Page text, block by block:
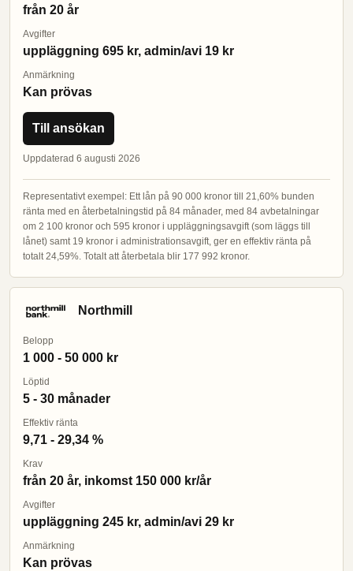
från 20 år
Avgifter
uppläggning 695 kr, admin/avi 19 kr
Anmärkning
Kan prövas
Till ansökan
Uppdaterad 6 augusti 2026
Representativt exempel: Ett lån på 90 000 kronor till 21,60% bunden
ränta med en återbetalningstid på 84 månader, med 84 avbetalningar
om 2 100 kronor och 595 kronor i uppläggningsavgift (som läggs till
lånet) samt 19 kronor i administrationsavgift, ger en effektiv ränta på
totalt 24,59%. Totalt att återbetala blir 177 992 kronor.
Northmill
Belopp
1 000 - 50 000 kr
Löptid
5 - 30 månader
Effektiv ränta
9,71 - 29,34 %
Krav
från 20 år, inkomst 150 000 kr/år
Avgifter
uppläggning 245 kr, admin/avi 29 kr
Anmärkning
Kan prövas